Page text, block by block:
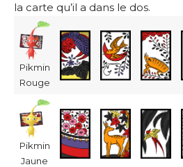
la carte qu’il a dans le dos.
Pikmin
Rouge
Pikmin
Jaune